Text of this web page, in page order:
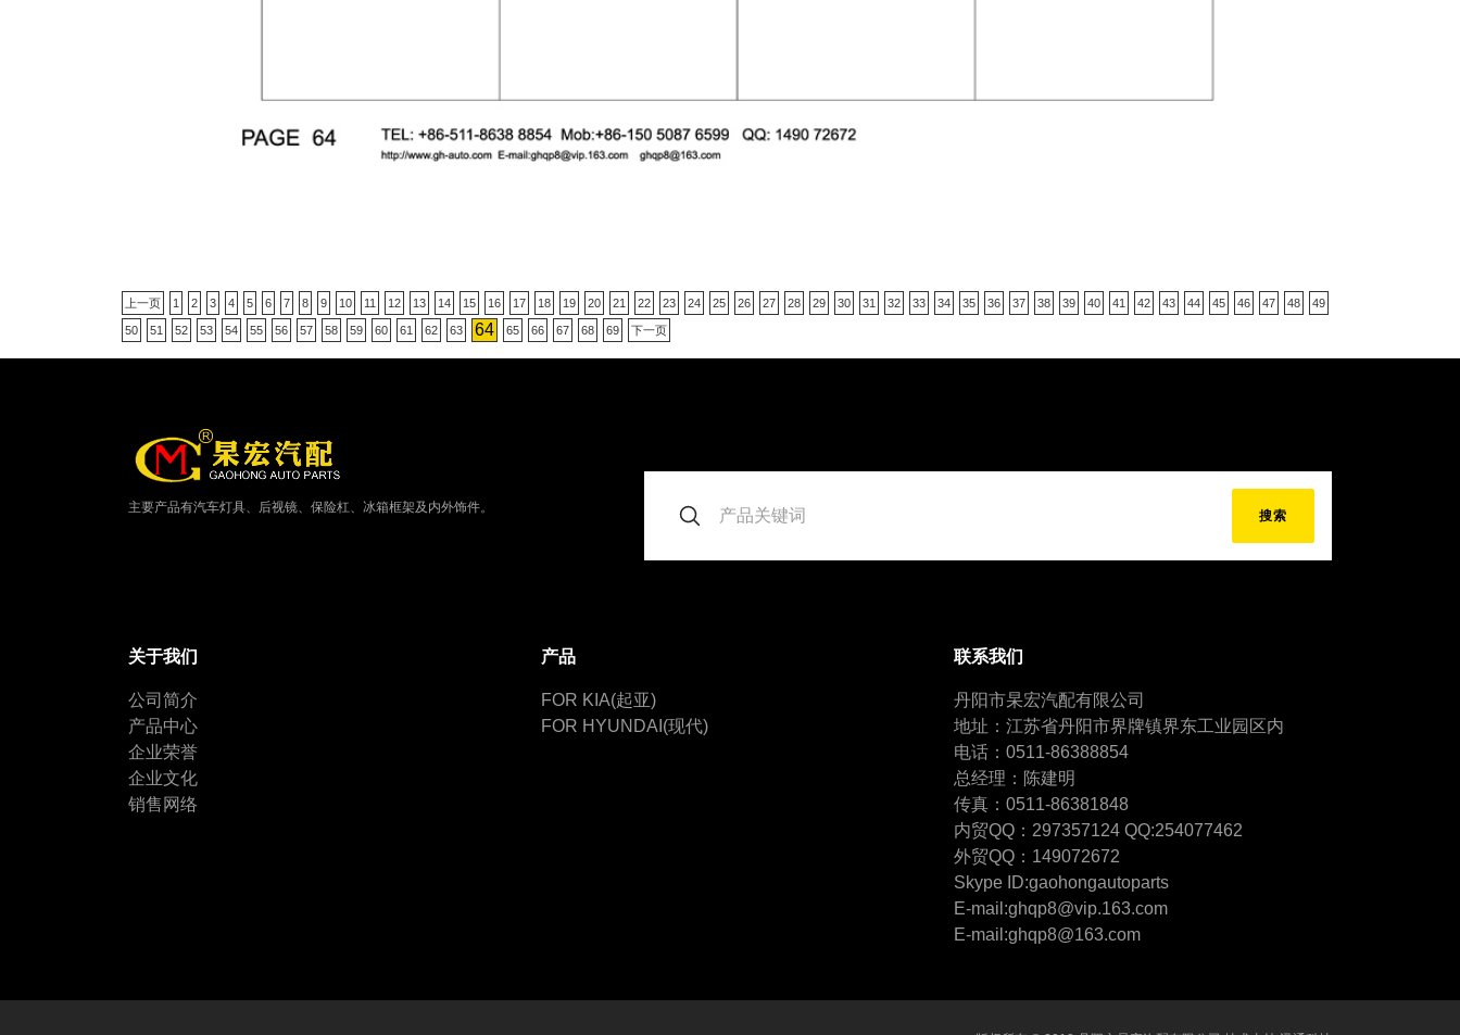
上一页 1 2 3 4 5 6 7 8 9 10 11 12 13 14 15 16 17 18 19 20 21 22 23 24 25 26 27 28 29 30 31 32 33 34 35 36 37 38 39 40 41 42 43 44 45 46 47 48 49
50 51 52 53 54 55 56 57 58 59 60 61 62 63 64 65 66 67 68 69 下一页
主要产品有汽车灯具、后视镜、保险杠、冰箱框架及内外饰件。
搜索
关于我们
公司简介
产品中心
企业荣誉
企业文化
销售网络
产品
FOR KIA(起亚)
FOR HYUNDAI(现代)
联系我们
丹阳市杲宏汽配有限公司
地址：江苏省丹阳市界牌镇界东工业园区内
电话：0511-86388854
总经理：陈建明
传真：0511-86381848
内贸QQ：297357124 QQ:254077462
外贸QQ：149072672
Skype ID:gaohongautoparts
E-mail:ghqp8@vip.163.com
E-mail:ghqp8@163.com